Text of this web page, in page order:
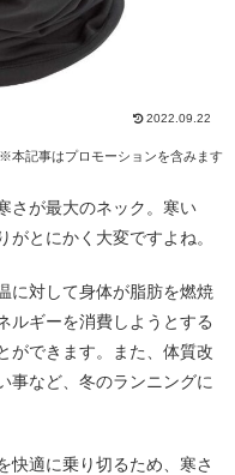
2022.09.22
※本記事はプロモーションを含みます
さが最大のネック。寒い
とにかく大変ですよね。
に対して身体が脂肪を燃焼
ルギーを消費しようとする
ができます。また、体質改
事など、冬のランニングに
快適に乗り切るため、寒さ